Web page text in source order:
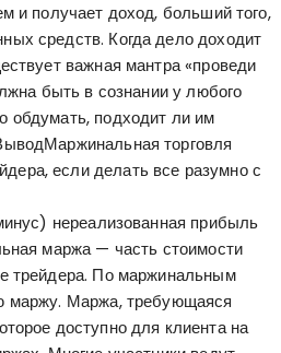
и получает доход, больший того,
средств. Когда дело доходит
важная мантра «проведи
быть в сознании у любого
обдумать, подходит ли им
торговля
если делать все разумно с
нереализованная прибыль
маржа — часть стоимости
трейдера. По маржинальным
маржу. Маржа, требующаяся
доступно для клиента на